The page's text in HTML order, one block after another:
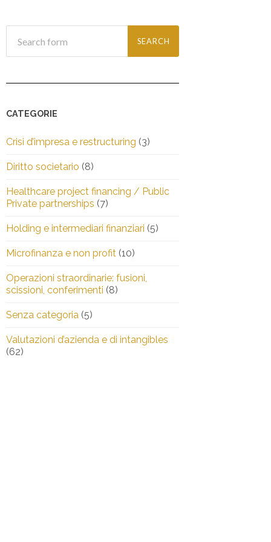
CATEGORIE
Crisi d’impresa e restructuring (3)
Diritto societario (8)
Healthcare project financing / Public
Private partnerships (7)
Holding e intermediari finanziari (5)
Microfinanza e non profit (10)
Operazioni straordinarie: fusioni,
scissioni, conferimenti (8)
Senza categoria (5)
Valutazioni d’azienda e di intangibles
(62)